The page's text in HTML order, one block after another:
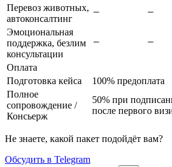
Перевоз животных,
автоконсалтинг
Эмоциональная
поддержка, безлим
консультации
Оплата
Подготовка кейса
100% предоплата
Полное
сопровождение /
Консьерж
50% при
после первого
Не знаете, какой пакет подойдёт вам?
Обсудить в Telegram